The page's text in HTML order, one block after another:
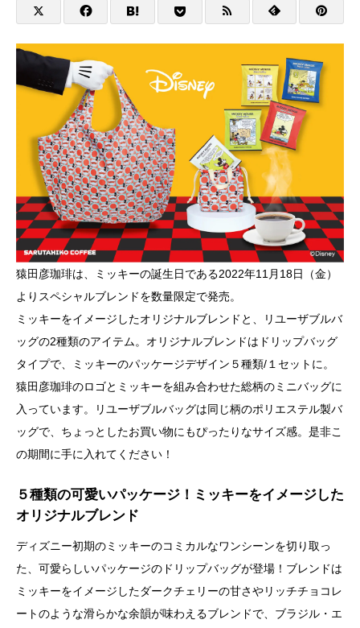
猿田彦珈琲は、ミッキーの誕生日である2022年11月18日（金）
よりスペシャルブレンドを数量限定で発売。
ミッキーをイメージしたオリジナルブレンドと、リユーザブルバ
ッグの2種類のアイテム。オリジナルブレンドはドリップバッグ
タイプで、ミッキーのパッケージデザイン５種類/１セットに。
猿田彦珈琲のロゴとミッキーを組み合わせた総柄のミニバッグに
入っています。リユーザブルバッグは同じ柄のポリエステル製バ
ッグで、ちょっとしたお買い物にもぴったりなサイズ感。是非こ
の期間に手に入れてください！
５種類の可愛いパッケージ！ミッキーをイメージした
オリジナルブレンド
ディズニー初期のミッキーのコミカルなワンシーンを切り取っ
た、可愛らしいパッケージのドリップバッグが登場！ブレンドは
ミッキーをイメージしたダークチェリーの甘さやリッチチョコレ
ートのような滑らかな余韻が味わえるブレンドで、ブラジル・エ